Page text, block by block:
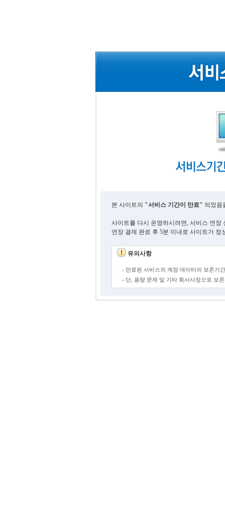
본 사이트의 "서비스 기간이 만료" 되었음
사이트를 다시 운영하시려면, 서비스 연장
연장 결제 완료 후 5분 이내로 사이트가 정
유의사항
- 만료된 서비스의 계정 데이터의 보존기
- 단, 용량 문제 및 기타 회사사정으로 보